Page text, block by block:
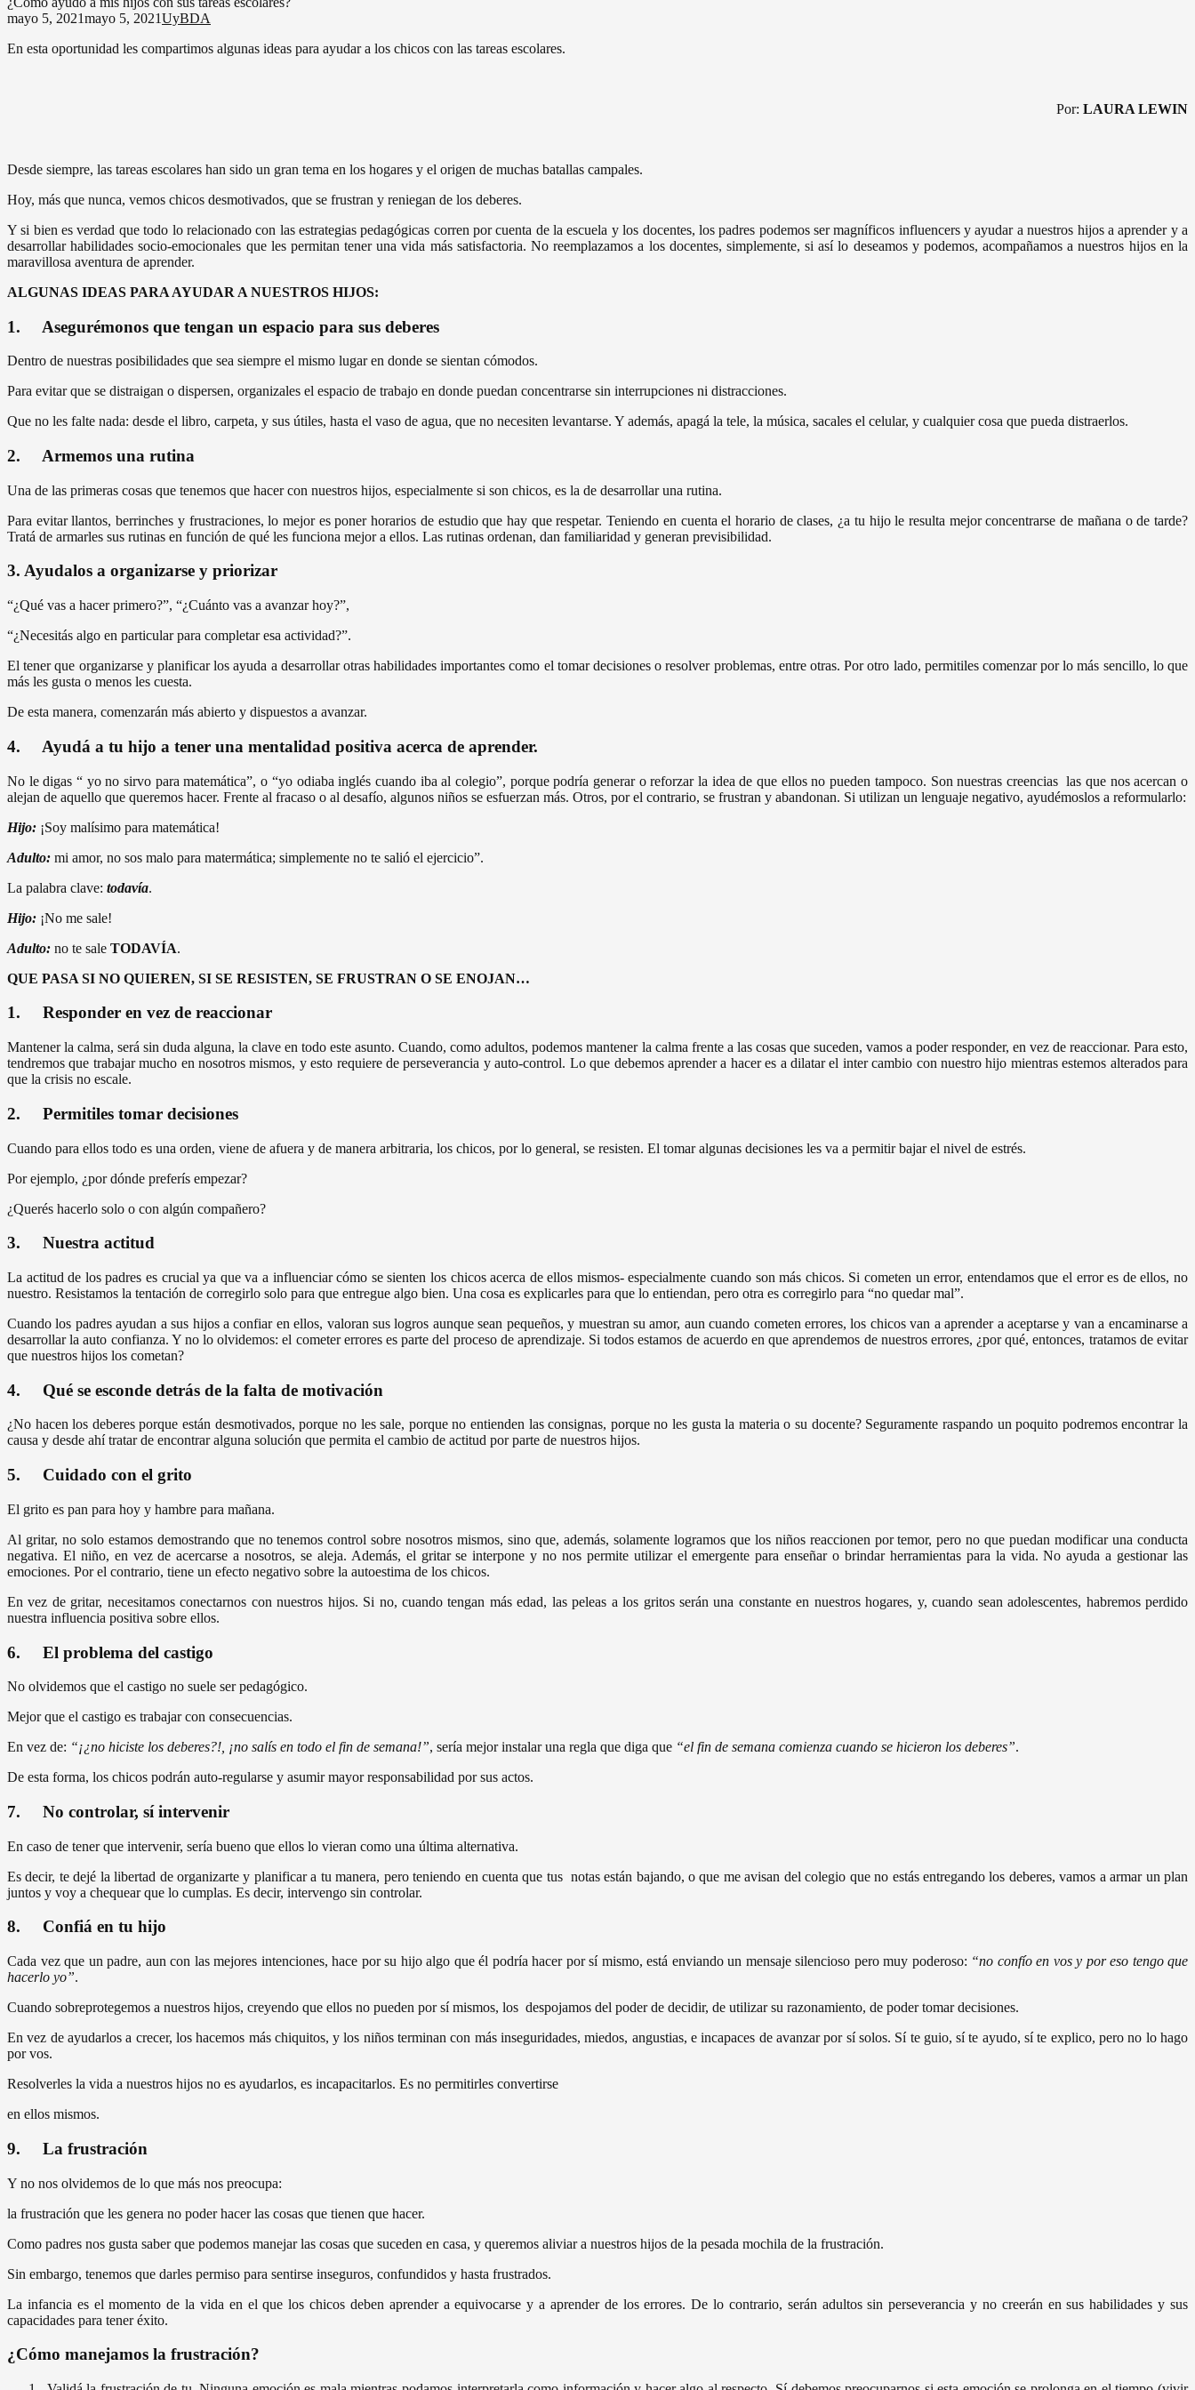
mayo 5, 2021mayo 5, 2021UyBDA
En esta oportunidad les compartimos algunas ideas para ayudar a los chicos con las tareas escolares.
Por: LAURA LEWIN
Desde siempre, las tareas escolares han sido un gran tema en los hogares y el origen de muchas batallas campales.
Hoy, más que nunca, vemos chicos desmotivados, que se frustran y reniegan de los deberes.
Y si bien es verdad que todo lo relacionado con las estrategias pedagógicas corren por cuenta de la escuela y los docentes, los padres podemos ser magníficos influencers y ayudar a nuestros hijos a aprender y a
desarrollar habilidades socio-emocionales que les permitan tener una vida más satisfactoria. No reemplazamos a los docentes, simplemente, si así lo deseamos y podemos, acompañamos a nuestros hijos en la
maravillosa aventura de aprender.
ALGUNAS IDEAS PARA AYUDAR A NUESTROS HIJOS:
1. Asegurémonos que tengan un espacio para sus deberes
Dentro de nuestras posibilidades que sea siempre el mismo lugar en donde se sientan cómodos.
Para evitar que se distraigan o dispersen, organizales el espacio de trabajo en donde puedan concentrarse sin interrupciones ni distracciones.
Que no les falte nada: desde el libro, carpeta, y sus útiles, hasta el vaso de agua, que no necesiten levantarse. Y además, apagá la tele, la música, sacales el celular, y cualquier cosa que pueda distraerlos.
2. Armemos una rutina
Una de las primeras cosas que tenemos que hacer con nuestros hijos, especialmente si son chicos, es la de desarrollar una rutina.
Para evitar llantos, berrinches y frustraciones, lo mejor es poner horarios de estudio que hay que respetar. Teniendo en cuenta el horario de clases, ¿a tu hijo le resulta mejor concentrarse de mañana o de tarde?
Tratá de armarles sus rutinas en función de qué les funciona mejor a ellos. Las rutinas ordenan, dan familiaridad y generan previsibilidad.
3. Ayudalos a organizarse y priorizar
“¿Qué vas a hacer primero?”, “¿Cuánto vas a avanzar hoy?”,
“¿Necesitás algo en particular para completar esa actividad?”.
El tener que organizarse y planificar los ayuda a desarrollar otras habilidades importantes como el tomar decisiones o resolver problemas, entre otras. Por otro lado, permitiles comenzar por lo más sencillo, lo que
más les gusta o menos les cuesta.
De esta manera, comenzarán más abierto y dispuestos a avanzar.
4. Ayudá a tu hijo a tener una mentalidad positiva acerca de aprender.
No le digas “ yo no sirvo para matemática”, o “yo odiaba inglés cuando iba al colegio”, porque podría generar o reforzar la idea de que ellos no pueden tampoco. Son nuestras creencias las que nos acercan o
alejan de aquello que queremos hacer. Frente al fracaso o al desafío, algunos niños se esfuerzan más. Otros, por el contrario, se frustran y abandonan. Si utilizan un lenguaje negativo, ayudémoslos a reformularlo:
Hijo: ¡Soy malísimo para matemática!
Adulto: mi amor, no sos malo para matermática; simplemente no te salió el ejercicio”.
La palabra clave: todavía.
Hijo: ¡No me sale!
Adulto: no te sale TODAVÍA.
QUE PASA SI NO QUIEREN, SI SE RESISTEN, SE FRUSTRAN O SE ENOJAN…
1. Responder en vez de reaccionar
Mantener la calma, será sin duda alguna, la clave en todo este asunto. Cuando, como adultos, podemos mantener la calma frente a las cosas que suceden, vamos a poder responder, en vez de reaccionar. Para esto,
tendremos que trabajar mucho en nosotros mismos, y esto requiere de perseverancia y auto-control. Lo que debemos aprender a hacer es a dilatar el inter cambio con nuestro hijo mientras estemos alterados para
que la crisis no escale.
2. Permitiles tomar decisiones
Cuando para ellos todo es una orden, viene de afuera y de manera arbitraria, los chicos, por lo general, se resisten. El tomar algunas decisiones les va a permitir bajar el nivel de estrés.
Por ejemplo, ¿por dónde preferís empezar?
¿Querés hacerlo solo o con algún compañero?
3. Nuestra actitud
La actitud de los padres es crucial ya que va a influenciar cómo se sienten los chicos acerca de ellos mismos- especialmente cuando son más chicos. Si cometen un error, entendamos que el error es de ellos, no
nuestro. Resistamos la tentación de corregirlo solo para que entregue algo bien. Una cosa es explicarles para que lo entiendan, pero otra es corregirlo para “no quedar mal”.
Cuando los padres ayudan a sus hijos a confiar en ellos, valoran sus logros aunque sean pequeños, y muestran su amor, aun cuando cometen errores, los chicos van a aprender a aceptarse y van a encaminarse a
desarrollar la auto confianza. Y no lo olvidemos: el cometer errores es parte del proceso de aprendizaje. Si todos estamos de acuerdo en que aprendemos de nuestros errores, ¿por qué, entonces, tratamos de evitar
que nuestros hijos los cometan?
4. Qué se esconde detrás de la falta de motivación
¿No hacen los deberes porque están desmotivados, porque no les sale, porque no entienden las consignas, porque no les gusta la materia o su docente? Seguramente raspando un poquito podremos encontrar la
causa y desde ahí tratar de encontrar alguna solución que permita el cambio de actitud por parte de nuestros hijos.
5. Cuidado con el grito
El grito es pan para hoy y hambre para mañana.
Al gritar, no solo estamos demostrando que no tenemos control sobre nosotros mismos, sino que, además, solamente logramos que los niños reaccionen por temor, pero no que puedan modificar una conducta
negativa. El niño, en vez de acercarse a nosotros, se aleja. Además, el gritar se interpone y no nos permite utilizar el emergente para enseñar o brindar herramientas para la vida. No ayuda a gestionar las
emociones. Por el contrario, tiene un efecto negativo sobre la autoestima de los chicos.
En vez de gritar, necesitamos conectarnos con nuestros hijos. Si no, cuando tengan más edad, las peleas a los gritos serán una constante en nuestros hogares, y, cuando sean adolescentes, habremos perdido
nuestra influencia positiva sobre ellos.
6. El problema del castigo
No olvidemos que el castigo no suele ser pedagógico.
Mejor que el castigo es trabajar con consecuencias.
En vez de: “¡¿no hiciste los deberes?!, ¡no salís en todo el fin de semana!”, sería mejor instalar una regla que diga que “el fin de semana comienza cuando se hicieron los deberes”.
De esta forma, los chicos podrán auto-regularse y asumir mayor responsabilidad por sus actos.
7. No controlar, sí intervenir
En caso de tener que intervenir, sería bueno que ellos lo vieran como una última alternativa.
Es decir, te dejé la libertad de organizarte y planificar a tu manera, pero teniendo en cuenta que tus notas están bajando, o que me avisan del colegio que no estás entregando los deberes, vamos a armar un plan
juntos y voy a chequear que lo cumplas. Es decir, intervengo sin controlar.
8. Confiá en tu hijo
Cada vez que un padre, aun con las mejores intenciones, hace por su hijo algo que él podría hacer por sí mismo, está enviando un mensaje silencioso pero muy poderoso: “no confío en vos y por eso tengo que
hacerlo yo”.
Cuando sobreprotegemos a nuestros hijos, creyendo que ellos no pueden por sí mismos, los despojamos del poder de decidir, de utilizar su razonamiento, de poder tomar decisiones.
En vez de ayudarlos a crecer, los hacemos más chiquitos, y los niños terminan con más inseguridades, miedos, angustias, e incapaces de avanzar por sí solos. Sí te guio, sí te ayudo, sí te explico, pero no lo hago
por vos.
Resolverles la vida a nuestros hijos no es ayudarlos, es incapacitarlos. Es no permitirles convertirse
en ellos mismos.
9. La frustración
Y no nos olvidemos de lo que más nos preocupa:
la frustración que les genera no poder hacer las cosas que tienen que hacer.
Como padres nos gusta saber que podemos manejar las cosas que suceden en casa, y queremos aliviar a nuestros hijos de la pesada mochila de la frustración.
Sin embargo, tenemos que darles permiso para sentirse inseguros, confundidos y hasta frustrados.
La infancia es el momento de la vida en el que los chicos deben aprender a equivocarse y a aprender de los errores. De lo contrario, serán adultos sin perseverancia y no creerán en sus habilidades y sus
capacidades para tener éxito.
¿Cómo manejamos la frustración?